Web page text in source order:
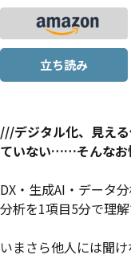
立ち読み
///デジタル化、見え
ていない……そんなお
DX・生成AI・データ
分析を1項目5分で理解
いまさら他人には聞